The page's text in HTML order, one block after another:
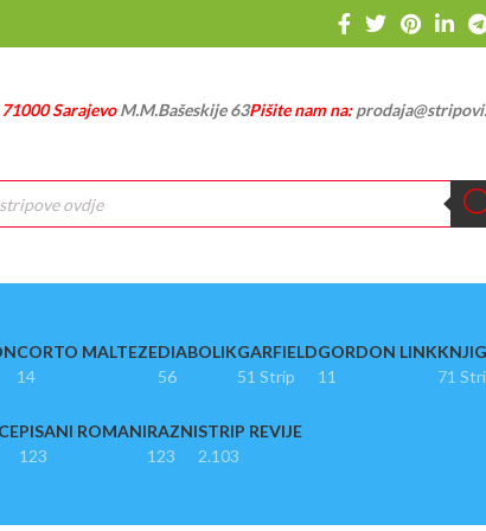
SarajevoM.M.Bašeskije 63Pišite nam na:
CORTO MALTEZE
14
DIABOLIK
56
GARFIELD
51 Strip
GORDON LINK
11
71
PISANI ROMANI
123
RAZNI
123
STRIP REVIJE
2.103